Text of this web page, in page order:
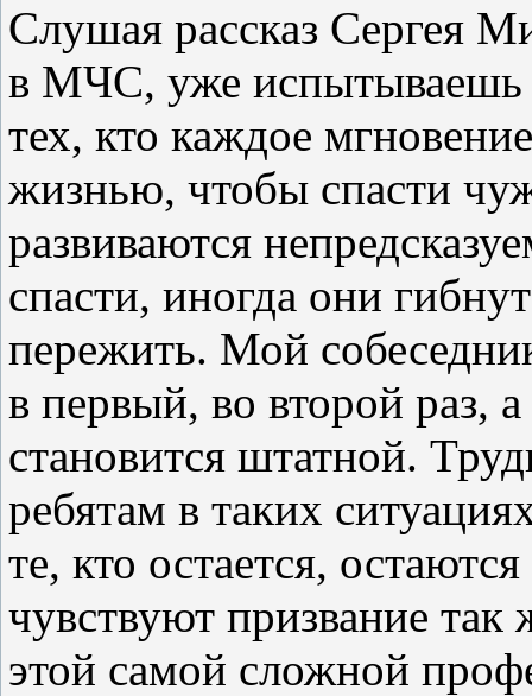
Слушая рассказ Сергея
в МЧС, уже испытываешь
тех, кто каждое
жизнью, чтобы спасти
развиваются
спасти, иногда они
пережить. Мой
в первый, во второй раз,
становится штатной.
ребятам в таких
те, кто остается,
чувствуют призвание
этой самой сложной